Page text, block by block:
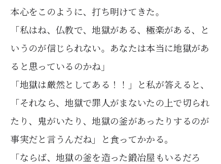
本心をこのように、打ち明けてきた。
「私はね、仏教で、地獄がある、極楽がある、と
いうのが信じられない。あなたは本当に地獄があ
ると思っているのかね」
「地獄は厳然としてある！！」と私が答えると、
「それなら、地獄で罪人がまないたの上で切られ
たり、鬼がいたり、地獄の釜があったりするのが
事実だと言うんだね」と食ってかかる。
「ならば、地獄の釜を造った鍛冶屋もいるだろ